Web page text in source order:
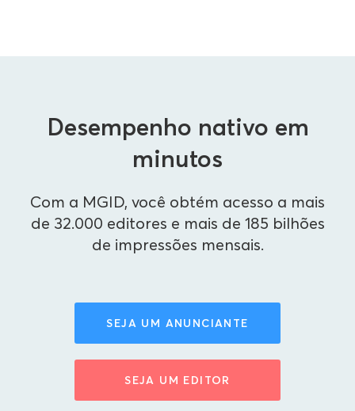
Desempenho nativo em
minutos
Com a MGID, você obtém acesso a mais
de 32.000 editores e mais de 185 bilhões
de impressões mensais.
SEJA UM ANUNCIANTE
SEJA UM EDITOR